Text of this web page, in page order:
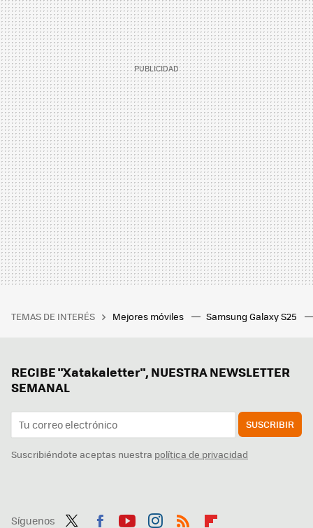
TEMAS DE INTERÉS Mejores móviles Samsung Galaxy S25
RECIBE "Xatakaletter", NUESTRA NEWSLETTER
SEMANAL
SUSCRIBIR
Suscribiéndote aceptas nuestra política de privacidad
Síguenos